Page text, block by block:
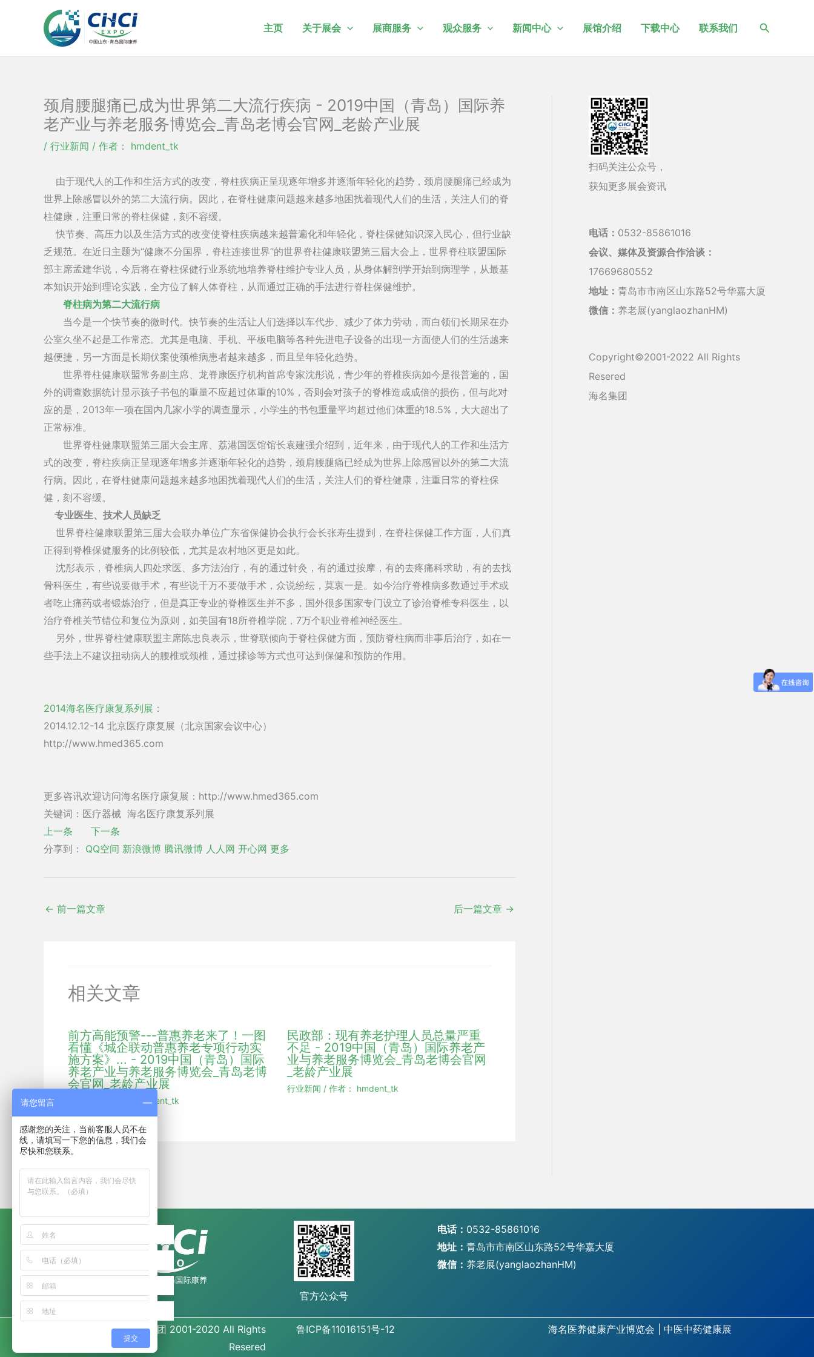
主页 关于展会 展商服务 观众服务 新闻中心 展馆介绍 下载中心 联系我们
搜
颈肩腰腿痛已成为世界第二大流行疾病 - 2019中国（青岛）国际养
老产业与养老服务博览会_青岛老博会官网_老龄产业展
/ 行业新闻 / 作者： hmdent_tk
由于现代人的工作和生活方式的改变，脊柱疾病正呈现逐年增多并逐渐年轻化的趋势，颈肩腰腿痛已经成为
世界上除感冒以外的第二大流行病。因此，在脊柱健康问题越来越多地困扰着现代人们的生活，关注人们的脊
柱健康，注重日常的脊柱保健，刻不容缓。
快节奏、高压力以及生活方式的改变使脊柱疾病越来越普遍化和年轻化，脊柱保健知识深入民心，但行业缺
乏规范。在近日主题为“健康不分国界，脊柱连接世界”的世界脊柱健康联盟第三届大会上，世界脊柱联盟国际
部主席孟建华说，今后将在脊柱保健行业系统地培养脊柱维护专业人员，从身体解剖学开始到病理学，从最基
本知识开始到理论实践，全方位了解人体脊柱，从而通过正确的手法进行脊柱保健维护。
脊柱病为第二大流行病
当今是一个快节奏的微时代。快节奏的生活让人们选择以车代步、减少了体力劳动，而白领们长期呆在办
公室久坐不起是工作常态。尤其是电脑、手机、平板电脑等各种先进电子设备的出现一方面使人们的生活越来
越便捷，另一方面是长期伏案使颈椎病患者越来越多，而且呈年轻化趋势。
世界脊柱健康联盟常务副主席、龙脊康医疗机构首席专家沈彤说，青少年的脊椎疾病如今是很普遍的，国
外的调查数据统计显示孩子书包的重量不应超过体重的10%，否则会对孩子的脊椎造成成倍的损伤，但与此对
应的是，2013年一项在国内几家小学的调查显示，小学生的书包重量平均超过他们体重的18.5%，大大超出了
正常标准。
世界脊柱健康联盟第三届大会主席、荔港国医馆馆长袁建强介绍到，近年来，由于现代人的工作和生活方
式的改变，脊柱疾病正呈现逐年增多并逐渐年轻化的趋势，颈肩腰腿痛已经成为世界上除感冒以外的第二大流
行病。因此，在脊柱健康问题越来越多地困扰着现代人们的生活，关注人们的脊柱健康，注重日常的脊柱保
健，刻不容缓。
专业医生、技术人员缺乏
世界脊柱健康联盟第三届大会联办单位广东省保健协会执行会长张寿生提到，在脊柱保健工作方面，人们真
正得到脊椎保健服务的比例较低，尤其是农村地区更是如此。
沈彤表示，脊椎病人四处求医、多方法治疗，有的通过针灸，有的通过按摩，有的去疼痛科求助，有的去找
骨科医生，有些说要做手术，有些说千万不要做手术，众说纷纭，莫衷一是。如今治疗脊椎病多数通过手术或
者吃止痛药或者锻炼治疗，但是真正专业的脊椎医生并不多，国外很多国家专门设立了诊治脊椎专科医生，以
治疗脊椎关节错位和复位为原则，如美国有18所脊椎学院，7万个职业脊椎神经医生。
另外，世界脊柱健康联盟主席陈忠良表示，世脊联倾向于脊柱保健方面，预防脊柱病而非事后治疗，如在一
些手法上不建议扭动病人的腰椎或颈椎，通过揉诊等方式也可达到保健和预防的作用。
2014海名医疗康复系列展：
2014.12.12-14 北京医疗康复展（北京国家会议中心）
http://www.hmed365.com
更多咨讯欢迎访问海名医疗康复展：http://www.hmed365.com
关键词：医疗器械 海名医疗康复系列展
上一条
下一条
分享到：
QQ空间 新浪微博 腾讯微博 人人网 开心网 更多
← 前一篇文章 后一篇文章 →
相关文章
前方高能预警---普惠养老来了！一图
看懂《城企联动普惠养老专项行动实
施方案》... - 2019中国（青岛）国际
养老产业与养老服务博览会_青岛老博
会官网_老龄产业展
hmdent_tk
民政部：现有养老护理人员总量严重
不足 - 2019中国（青岛）国际养老产
业与养老服务博览会_青岛老博会官网
_老龄产业展
行业新闻 / 作者： hmdent_tk
扫码关注公众号，
获知更多展会资讯
电话： 0532-85861016
会议、媒体及资源合作洽谈：
17669680552
地址： 青岛市市南区山东路52号华嘉大厦
微信： 养老展(yanglaozhanHM)
Copyright©2001-2022 All Rights
Resered
海名集团
官方公众号
电话： 0532-85861016
地址： 青岛市市南区山东路52号华嘉大厦
微信： 养老展(yanglaozhanHM)
Copyright©海名集团 2001-2020 All Rights
Resered
鲁ICP备11016151号-12 海名医养健康产业博览会 |中医中药健康展
请您留言
感谢您的关注，当前客服人员不在
线，请填写一下您的信息，我们会
尽快和您联系。
提交